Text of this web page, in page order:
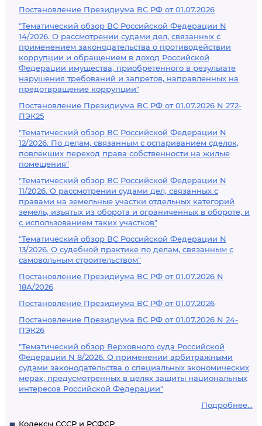
Постановление Президиума ВС РФ от 01.07.2026
"Тематический обзор ВС Российской Федерации N
14/2026. О рассмотрении судами дел, связанных с
применением законодательства о противодействии
коррупции и обращением в доход Российской
Федерации имущества, приобретенного в результате
нарушения требований и запретов, направленных на
предотвращение коррупции"
Постановление Президиума ВС РФ от 01.07.2026 N 272-
ПЭК25
"Тематический обзор ВС Российской Федерации N
12/2026. По делам, связанным с оспариванием сделок,
повлекших переход права собственности на жилые
помещения"
"Тематический обзор ВС Российской Федерации N
11/2026. О рассмотрении судами дел, связанных с
правами на земельные участки отдельных категорий
земель, изъятых из оборота и ограниченных в обороте, и
с использованием таких участков"
"Тематический обзор ВС Российской Федерации N
13/2026. О судебной практике по делам, связанным с
самовольным строительством"
Постановление Президиума ВС РФ от 01.07.2026 N
18А/2026
Постановление Президиума ВС РФ от 01.07.2026
Постановление Президиума ВС РФ от 01.07.2026 N 24-
ПЭК26
"Тематический обзор Верховного суда Российской
Федерации N 8/2026. О применении арбитражными
судами законодательства о специальных экономических
мерах, предусмотренных в целях защиты национальных
интересов Российской Федерации"
Подробнее...
Кодексы СССР и РСФСР